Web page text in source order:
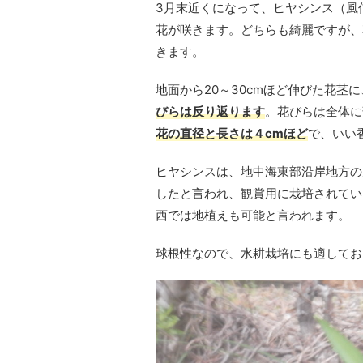
3月末近くになって、ヒヤシンス（
花が咲きます。どちらも綺麗ですが
きます。
地面から20～30cmほど伸びた花茎に
びらは反り返ります。花びらは全体
花の直径と長さは４cmほどで、いい
ヒヤシンスは、地中海東部沿岸地方
したと言われ、観賞用に栽培されて
西では地植えも可能と言われます。
球根性なので、水耕栽培にも適して